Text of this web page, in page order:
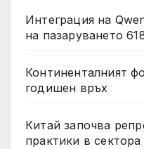
Интеграция на
на пазаруването
Континенталният
годишен връх
Китай започва
практики в